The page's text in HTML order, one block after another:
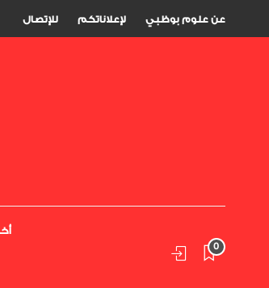
للإتصال لإعلاناتكم عن علوم بوظبي
0